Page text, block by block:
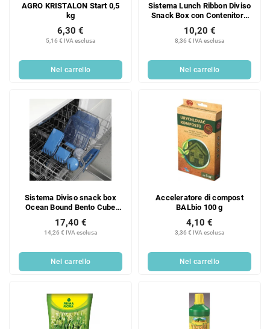
AGRO KRISTALON Start 0,5
kg
5,16 € IVA esclusa
6,30 €
Nel carrello
Sistema Lunch Ribbon Diviso
Snack Box con Contenitore
8,36 € IVA esclusa
10,20 €
Nel carrello
Sistema Diviso snack box
Ocean Bound Bento Cube
2 vassoi da 1,25 l, mix di
colori
14,26 € IVA esclusa
17,40 €
Nel carrello
Acceleratore di compost
BALbio 100 g
3,36 € IVA esclusa
4,10 €
Nel carrello